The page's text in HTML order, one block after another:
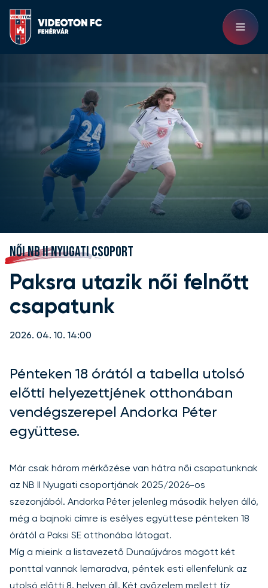
NŐI NB II NYUGATI CSOPORT
Paksra utazik női felnőtt
csapatunk
2026. 04. 10. 14:00
Pénteken 18 órától a tabella utolsó
előtti helyezettjének otthonában
vendégszerepel Andorka Péter
együttese.
Már csak három mérkőzése van hátra női csapatunknak
az NB II Nyugati csoportjának 2025/2026-os
szezonjából. Andorka Péter jelenleg második helyen álló,
még a bajnoki címre is esélyes együttese pénteken 18
órától a Paksi SE otthonába látogat.
Míg a mieink a listavezető Dunaújváros mögött két
ponttal vannak lemaradva, péntek esti ellenfelünk az